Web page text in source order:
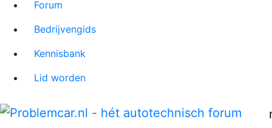
Forum
Bedrijvengids
Kennisbank
Lid worden